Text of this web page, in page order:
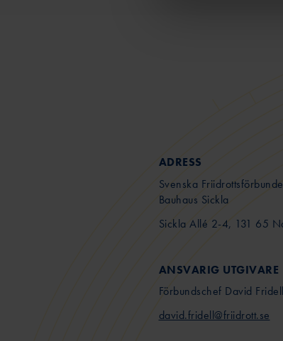
ADRESS
Svenska
Bauhaus Sickla
Sickla Allé 2-4, 131 65
ANSVARIG UTGIVARE
Förbundschef David Fridell
david.fridell@friidrott.se